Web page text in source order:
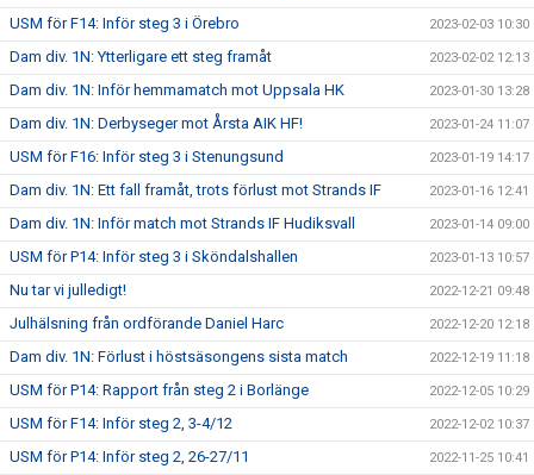
USM för F14: Inför steg 3 i Örebro 2023-02-03 10:30
Dam div. 1N: Ytterligare ett steg framåt 2023-02-02 12:13
Dam div. 1N: Inför hemmamatch mot Uppsala HK 2023-01-30 13:28
Dam div. 1N: Derbyseger mot Årsta AIK HF! 2023-01-24 11:07
USM för F16: Inför steg 3 i Stenungsund 2023-01-19 14:17
Dam div. 1N: Ett fall framåt, trots förlust mot Strands IF 2023-01-16 12:41
Dam div. 1N: Inför match mot Strands IF Hudiksvall 2023-01-14 09:00
USM för P14: Inför steg 3 i Sköndalshallen 2023-01-13 10:57
Nu tar vi julledigt! 2022-12-21 09:48
Julhälsning från ordförande Daniel Harc 2022-12-20 12:18
Dam div. 1N: Förlust i höstsäsongens sista match 2022-12-19 11:18
USM för P14: Rapport från steg 2 i Borlänge 2022-12-05 10:29
USM för F14: Inför steg 2, 3-4/12 2022-12-02 10:37
USM för P14: Inför steg 2, 26-27/11 2022-11-25 10:41